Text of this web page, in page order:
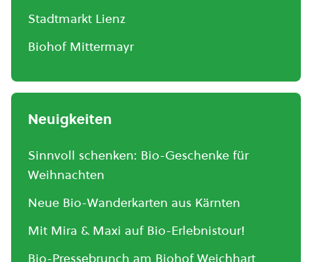
Stadtmarkt Lienz
Biohof Mittermayr
Neuigkeiten
Sinnvoll schenken: Bio-Geschenke für
Weihnachten
Neue Bio-Wanderkarten aus Kärnten
Mit Mira & Maxi auf Bio-Erlebnistour!
Bio-Pressebrunch am Biohof Weichhart